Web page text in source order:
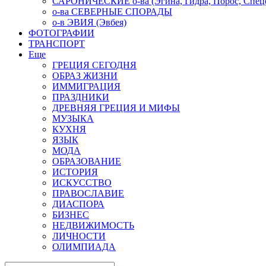
о-ва СЕВЕРНЫЕ СПОРАДЫ
о-в ЭВИЯ (Эвбея)
ФОТОГРАФИИ
ТРАНСПОРТ
Еще
ГРЕЦИЯ СЕГОДНЯ
ОБРАЗ ЖИЗНИ
ИММИГРАЦИЯ
ПРАЗДНИКИ
ДРЕВНЯЯ ГРЕЦИЯ И МИФЫ
МУЗЫКА
КУХНЯ
ЯЗЫК
МОДА
ОБРАЗОВАНИЕ
ИСТОРИЯ
ИСКУССТВО
ПРАВОСЛАВИЕ
ДИАСПОРА
БИЗНЕС
НЕДВИЖИМОСТЬ
ЛИЧНОСТИ
ОЛИМПИАДА